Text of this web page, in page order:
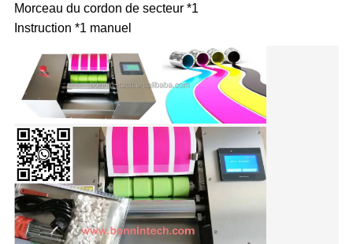
Morceau du cordon de secteur *1
Instruction *1 manuel